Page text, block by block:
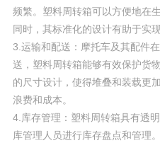
频繁。塑料周转箱可以方便地在
同时，其标准化的设计有助于实
3.运输和配送：摩托车及其配件
送，塑料周转箱能够有效保护货
的尺寸设计，使得堆叠和装载更
浪费和成本。
4.库存管理：塑料周转箱具有透
库管理人员进行库存盘点和管理